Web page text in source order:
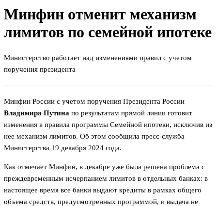
Минфин отменит механизм
лимитов по семейной ипотеке
Министерство работает над изменениями правил с учетом
поручения президента
Минфин России с учетом поручения Президента России
Владимира Путина по результатам прямой линии готовит
изменения в правила программы Семейной ипотеки, исключив из
нее механизм лимитов. Об этом сообщила пресс-служба
Министерства 19 декабря 2024 года.
Как отмечает Минфин, в декабре уже была решена проблема с
преждевременным исчерпанием лимитов в отдельных банках: в
настоящее время все банки выдают кредиты в рамках общего
объема средств, предусмотренных программой, и выдача не